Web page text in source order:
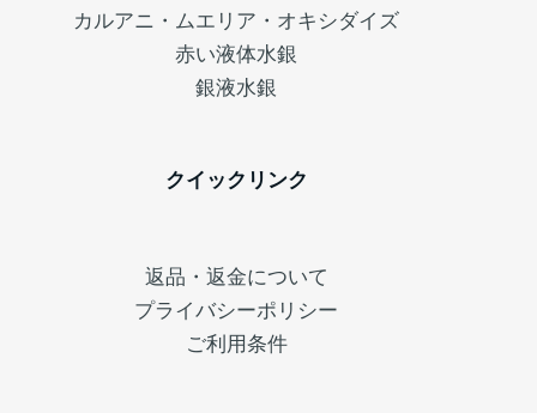
カルアニ・ムエリア・オキシダイズ
赤い液体水銀
銀液水銀
クイックリンク
返品・返金について
プライバシーポリシー
ご利用条件